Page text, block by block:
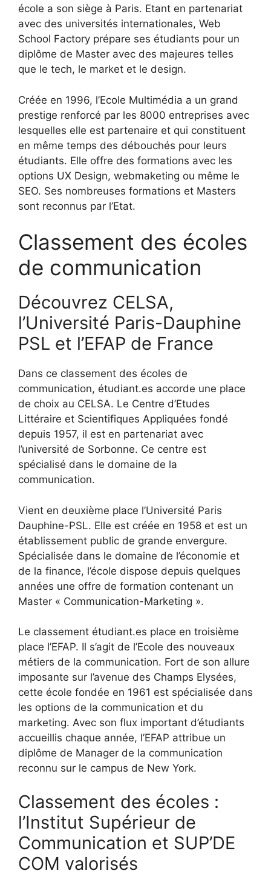
école a son siège à Paris. Etant en partenariat
avec des universités internationales, Web
School Factory prépare ses étudiants pour un
diplôme de Master avec des majeures telles
que le tech, le market et le design.
Créée en 1996, l’Ecole Multimédia a un grand
prestige renforcé par les 8000 entreprises avec
lesquelles elle est partenaire et qui constituent
en même temps des débouchés pour leurs
étudiants. Elle offre des formations avec les
options UX Design, webmaketing ou même le
SEO. Ses nombreuses formations et Masters
sont reconnus par l’Etat.
Classement des écoles
de communication
Découvrez CELSA,
l’Université Paris-Dauphine
PSL et l’EFAP de France
Dans ce classement des écoles de
communication, étudiant.es accorde une place
de choix au CELSA. Le Centre d’Etudes
Littéraire et Scientifiques Appliquées fondé
depuis 1957, il est en partenariat avec
l’université de Sorbonne. Ce centre est
spécialisé dans le domaine de la
communication.
Vient en deuxième place l’Université Paris
Dauphine-PSL. Elle est créée en 1958 et est un
établissement public de grande envergure.
Spécialisée dans le domaine de l’économie et
de la finance, l’école dispose depuis quelques
années une offre de formation contenant un
Master « Communication-Marketing ».
Le classement étudiant.es place en troisième
place l’EFAP. Il s’agit de l’Ecole des nouveaux
métiers de la communication. Fort de son allure
imposante sur l’avenue des Champs Elysées,
cette école fondée en 1961 est spécialisée dans
les options de la communication et du
marketing. Avec son flux important d’étudiants
accueillis chaque année, l’EFAP attribue un
diplôme de Manager de la communication
reconnu sur le campus de New York.
Classement des écoles :
l’Institut Supérieur de
Communication et SUP’DE
COM valorisés